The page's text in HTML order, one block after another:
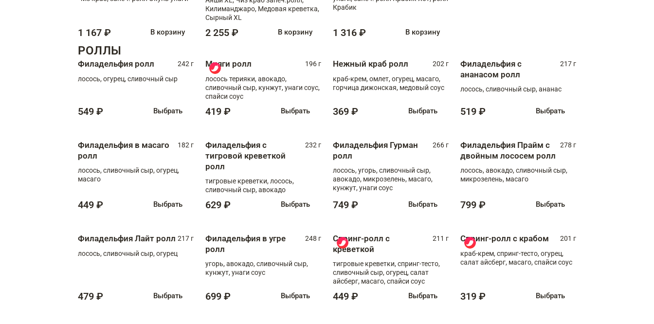
1 167 ₽ В корзину
Килиманджаро, Медовая креветка,
Сырный XL
2 255 ₽ В корзину
Крабик
1 316 ₽ В корзину
РОЛЛЫ
Филадельфия ролл
242 г
лосось, огурец, сливочный сыр
549 ₽ Выбрать
Мияги ролл
196 г
лосось терияки, авокадо,
сливочный сыр, кунжут, унаги соус,
спайси соус
419 ₽ Выбрать
Нежный краб ролл
202 г
краб-крем, омлет, огурец, масаго,
горчица дижонская, медовый соус
369 ₽ Выбрать
Филадельфия с
ананасом ролл
217 г
лосось, сливочный сыр, ананас
519 ₽ Выбрать
Филадельфия в масаго
ролл
182 г
лосось, сливочный сыр, огурец,
масаго
449 ₽ Выбрать
Филадельфия с
тигровой креветкой
ролл
232 г
тигровые креветки, лосось,
сливочный сыр, авокадо
629 ₽ Выбрать
Филадельфия Гурман
ролл
266 г
лосось, угорь, сливочный сыр,
авокадо, микрозелень, масаго,
кунжут, унаги соус
749 ₽ Выбрать
Филадельфия Прайм с
двойным лососем ролл
278 г
лосось, авокадо, сливочный сыр,
микрозелень, масаго
799 ₽ Выбрать
Филадельфия Лайт ролл 217 г
лосось, сливочный сыр, огурец
479 ₽ Выбрать
Филадельфия в угре
ролл
248 г
угорь, авокадо, сливочный сыр,
кунжут, унаги соус
699 ₽ Выбрать
Спринг-ролл с
креветкой
211 г
тигровые креветки, спринг-тесто,
сливочный сыр, огурец, салат
айсберг, масаго, спайси соус
449 ₽ Выбрать
Спринг-ролл с крабом
201 г
краб-крем, спринг-тесто, огурец,
салат айсберг, масаго, спайси соус
319 ₽ Выбрать